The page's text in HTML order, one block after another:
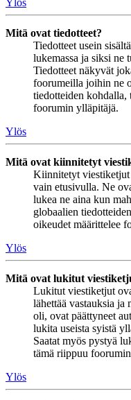
Mitä ovat tiedotteet?
Tiedotteet usein
lukemassa ja siksi ne
Tiedotteet näkyvät
foorumeilla joihin ne
tiedotteiden kohdalla,
foorumin ylläpitäjä.
Ylös
Mitä ovat kiinnitetyt
Kiinnitetyt viestiketjut
vain etusivulla. Ne
lukea ne aina kun
globaalien
oikeudet määrittelee
Ylös
Mitä ovat lukitut
Lukitut viestiketjut
lähettää vastauksia ja
oli, ovat päättyneet
lukita useista syistä
Saatat myös pystyä
tämä riippuu
Ylös